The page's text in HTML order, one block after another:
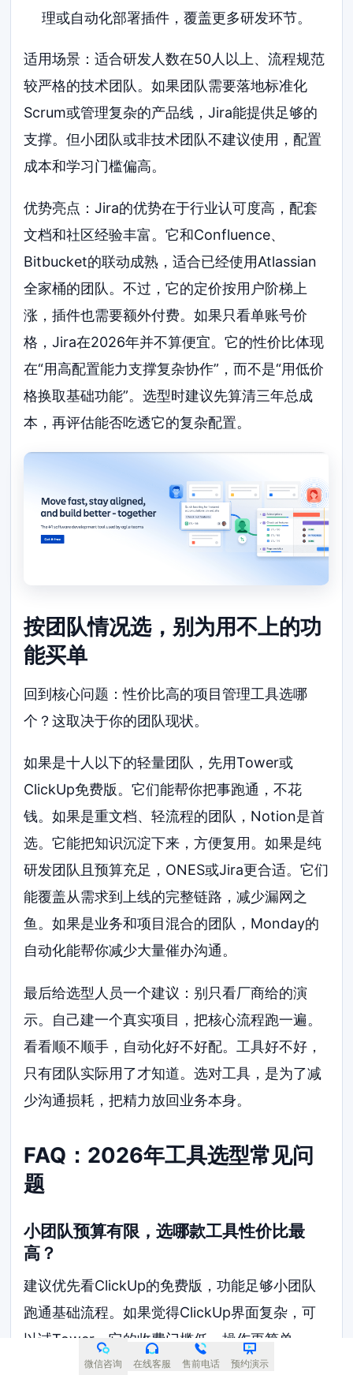
理或自动化部署插件，覆盖更多研发环节。
适用场景：适合研发人数在50人以上、流程规范
较严格的技术团队。如果团队需要落地标准化
Scrum或管理复杂的产品线，Jira能提供足够的
支撑。但小团队或非技术团队不建议使用，配置
成本和学习门槛偏高。
优势亮点：Jira的优势在于行业认可度高，配套
文档和社区经验丰富。它和Confluence、
Bitbucket的联动成熟，适合已经使用Atlassian
全家桶的团队。不过，它的定价按用户阶梯上
涨，插件也需要额外付费。如果只看单账号价
格，Jira在2026年并不算便宜。它的性价比体现
在“用高配置能力支撑复杂协作”，而不是“用低价
格换取基础功能”。选型时建议先算清三年总成
本，再评估能否吃透它的复杂配置。
按团队情况选，别为用不上的功
能买单
回到核心问题：性价比高的项目管理工具选哪
个？这取决于你的团队现状。
如果是十人以下的轻量团队，先用Tower或
ClickUp免费版。它们能帮你把事跑通，不花
钱。如果是重文档、轻流程的团队，Notion是首
选。它能把知识沉淀下来，方便复用。如果是纯
研发团队且预算充足，ONES或Jira更合适。它们
能覆盖从需求到上线的完整链路，减少漏网之
鱼。如果是业务和项目混合的团队，Monday的
自动化能帮你减少大量催办沟通。
最后给选型人员一个建议：别只看厂商给的演
示。自己建一个真实项目，把核心流程跑一遍。
看看顺不顺手，自动化好不好配。工具好不好，
只有团队实际用了才知道。选对工具，是为了减
少沟通损耗，把精力放回业务本身。
FAQ：2026年工具选型常见问
题
小团队预算有限，选哪款工具性价比最
高？
建议优先看ClickUp的免费版，功能足够小团队
跑通基础流程。如果觉得ClickUp界面复杂，可
以试Tower，它的收费门槛低，操作更简单。
微信咨询 在线客服 售前电话 预约演示